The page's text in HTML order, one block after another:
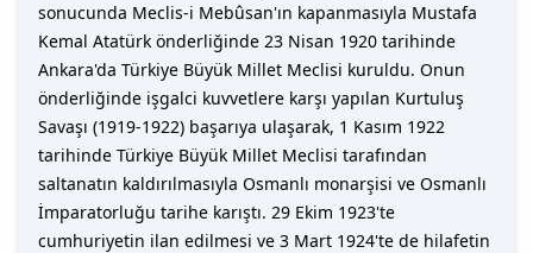
sonucunda Meclis-i Mebûsan'ın kapanmasıyla Mustafa
Kemal Atatürk önderliğinde 23 Nisan 1920 tarihinde
Ankara'da Türkiye Büyük Millet Meclisi kuruldu. Onun
önderliğinde işgalci kuvvetlere karşı yapılan Kurtuluş
Savaşı (1919-1922) başarıya ulaşarak, 1 Kasım 1922
tarihinde Türkiye Büyük Millet Meclisi tarafından
saltanatın kaldırılmasıyla Osmanlı monarşisi ve Osmanlı
İmparatorluğu tarihe karıştı. 29 Ekim 1923'te
cumhuriyetin ilan edilmesi ve 3 Mart 1924'te de hilafetin